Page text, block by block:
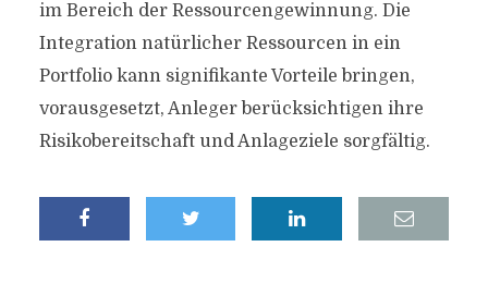
im Bereich der Ressourcengewinnung. Die
Integration natürlicher Ressourcen in ein
Portfolio kann signifikante Vorteile bringen,
vorausgesetzt, Anleger berücksichtigen ihre
Risikobereitschaft und Anlageziele sorgfältig.